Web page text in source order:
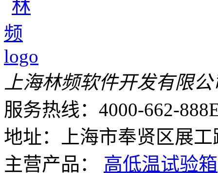
上海林频软件开发有限公
服务热线：4000-662-888
地址：上海市奉贤区展工
主营产品： 高低温试验箱